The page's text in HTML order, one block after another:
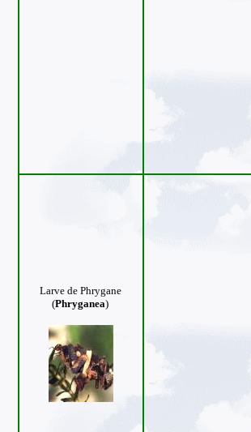
Larve de Phrygane
(Phryganea)